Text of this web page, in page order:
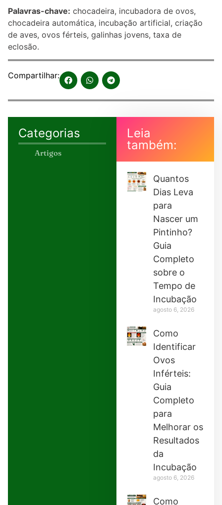
Palavras-chave: chocadeira, incubadora de ovos,
chocadeira automática, incubação artificial, criação
de aves, ovos férteis, galinhas jovens, taxa de
eclosão.
Compartilhar:
Categorias
Artigos
Leia
também:
Quantos
Dias Leva
para
Nascer um
Pintinho?
Guia
Completo
sobre o
Tempo de
Incubação
agosto 6, 2026
Como
Identificar
Ovos
Inférteis:
Guia
Completo
para
Melhorar os
Resultados
da
Incubação
agosto 6, 2026
Como